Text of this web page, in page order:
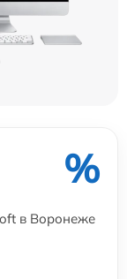
%
в Воронеже